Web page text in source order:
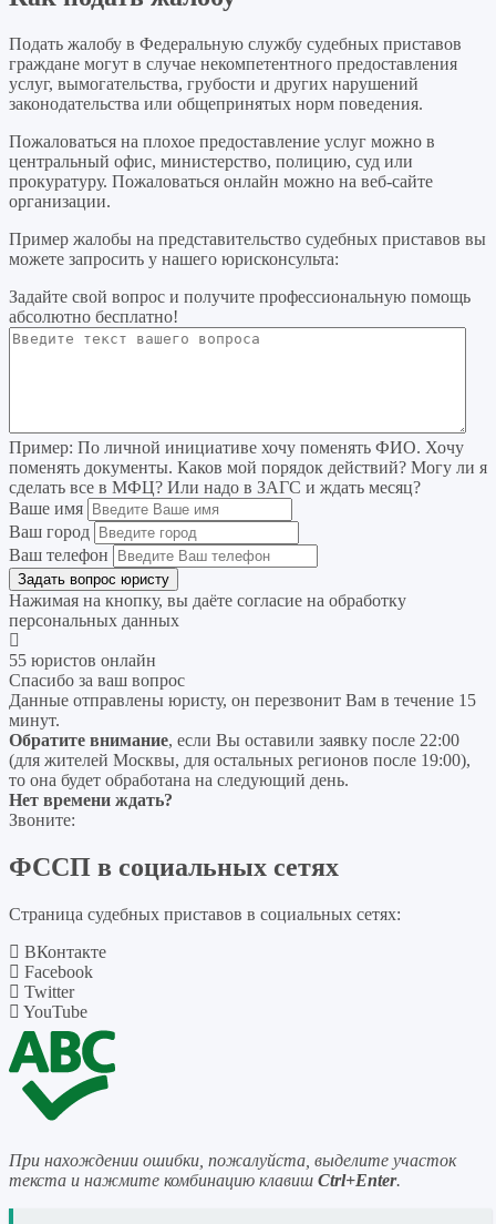
Подать жалобу в Федеральную службу судебных приставов
граждане могут в случае некомпетентного предоставления
услуг, вымогательства, грубости и других нарушений
законодательства или общепринятых норм поведения.
Пожаловаться на плохое предоставление услуг можно в
центральный офис, министерство, полицию, суд или
прокуратуру. Пожаловаться онлайн можно на веб-сайте
организации.
Пример жалобы на представительство судебных приставов вы
можете запросить у нашего юрисконсульта:
Задайте свой вопрос и получите профессиональную помощь
абсолютно бесплатно!
Пример: По личной инициативе хочу поменять ФИО. Хочу
поменять документы. Каков мой порядок действий? Могу ли я
сделать все в МФЦ? Или надо в ЗАГС и ждать месяц?
Ваше имя
Ваш город
Ваш телефон
Нажимая на кнопку, вы даёте согласие на обработку
персональных данных
55 юристов онлайн
Спасибо за ваш вопрос
Данные отправлены юристу, он перезвонит Вам в течение 15
минут.
Обратите внимание, если Вы оставили заявку после 22:00
(для жителей Москвы, для остальных регионов после 19:00),
то она будет обработана на следующий день.
Нет времени ждать?
Звоните:
ФССП в социальных сетях
Страница судебных приставов в социальных сетях:
ВКонтакте
Facebook
Twitter
YouTube
При нахождении ошибки, пожалуйста, выделите участок
текста и нажмите комбинацию клавиш Ctrl+Enter.